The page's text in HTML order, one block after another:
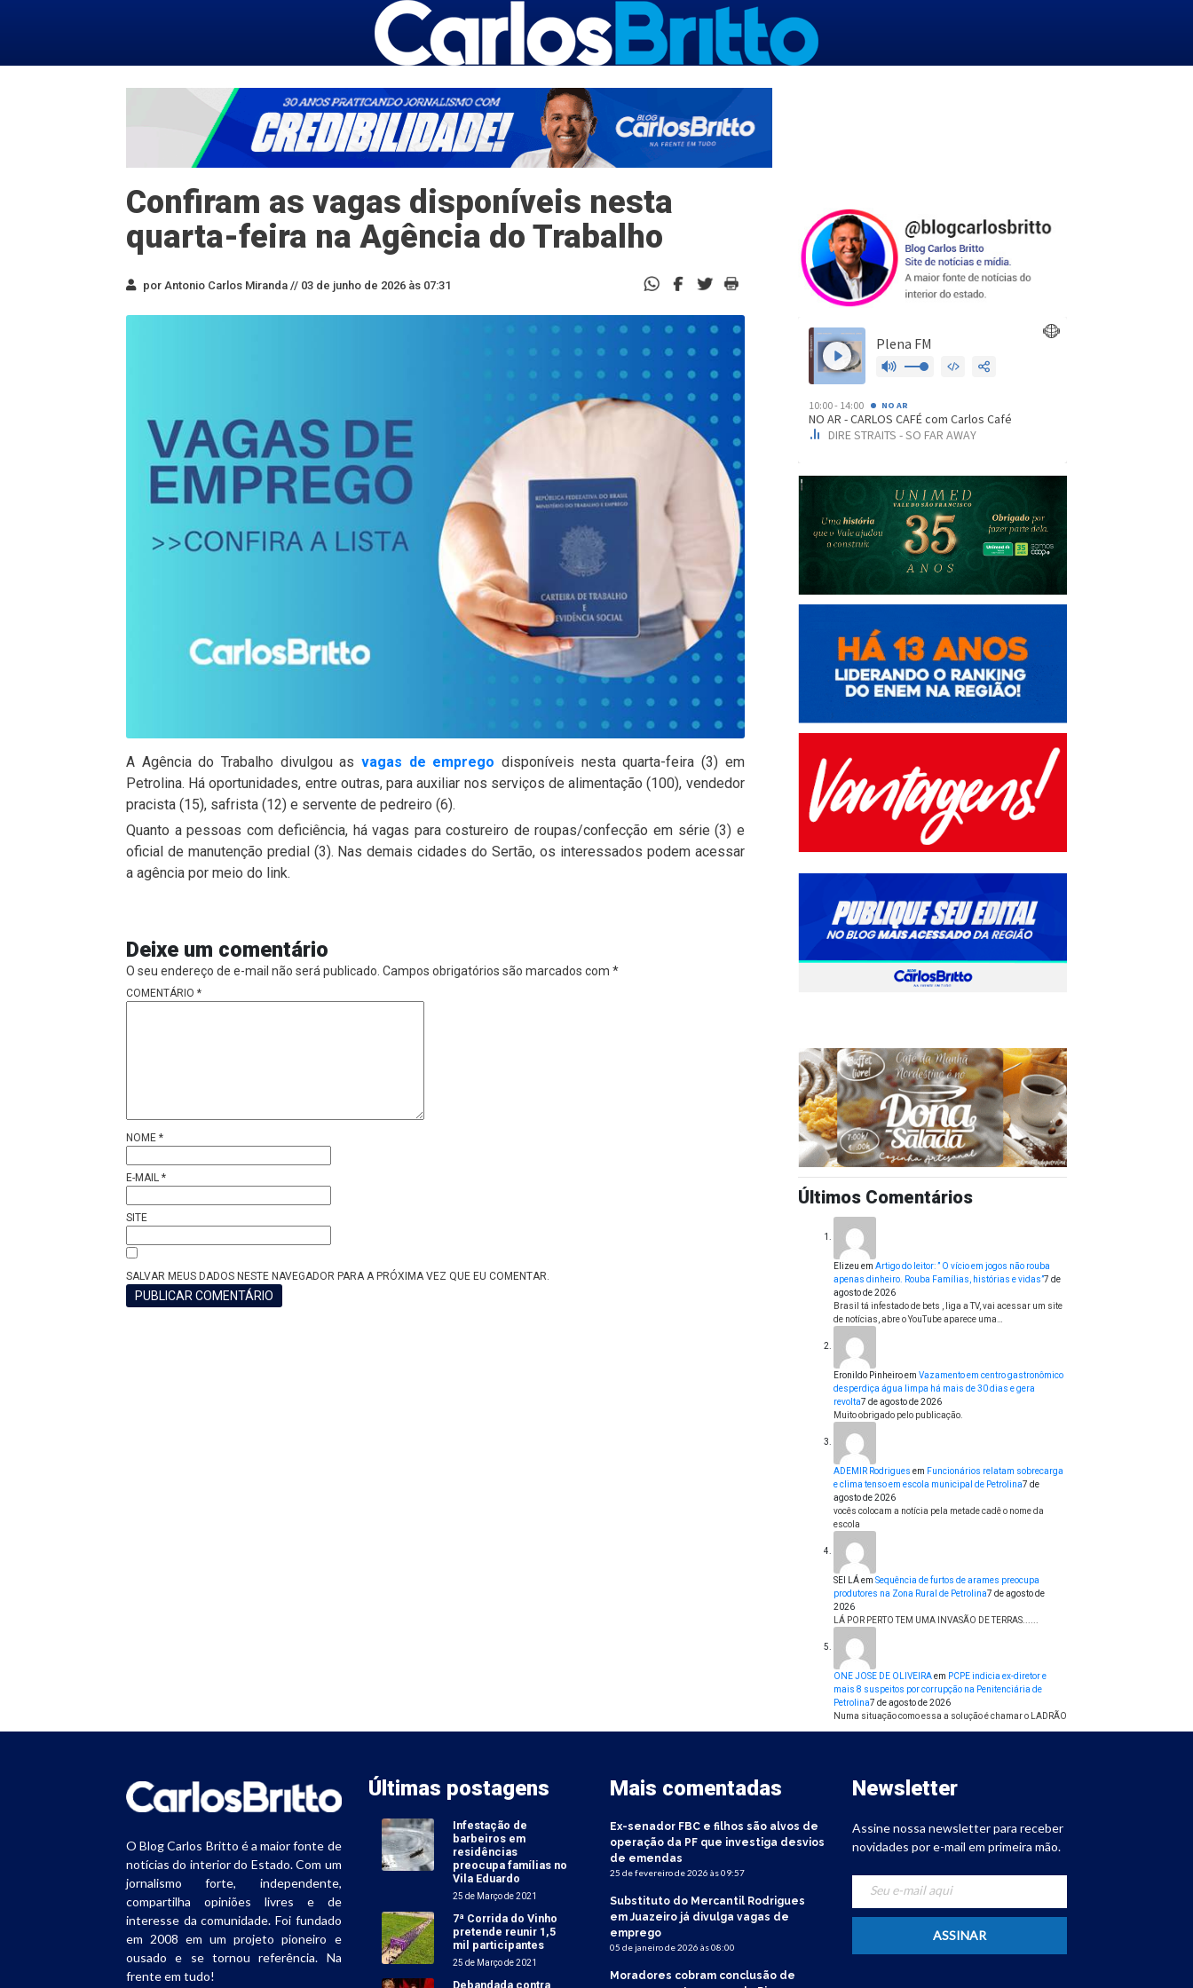
Confiram as vagas disponíveis nesta
quarta-feira na Agência do Trabalho
por Antonio Carlos Miranda // 03 de junho de 2026 às 07:31
A Agência do Trabalho divulgou as vagas de emprego disponíveis nesta quarta-feira (3) em
Petrolina. Há oportunidades, entre outras, para auxiliar nos serviços de alimentação (100), vendedor
pracista (15), safrista (12) e servente de pedreiro (6).
Quanto a pessoas com deficiência, há vagas para costureiro de roupas/confecção em série (3) e
oficial de manutenção predial (3). Nas demais cidades do Sertão, os interessados podem acessar
a agência por meio do link.
Deixe um comentário
O seu endereço de e-mail não será publicado. Campos obrigatórios são marcados com *
COMENTÁRIO *
NOME *
E-MAIL *
SITE
SALVAR MEUS DADOS NESTE NAVEGADOR PARA A PRÓXIMA VEZ QUE EU COMENTAR.
Últimos Comentários
Elizeu em Artigo do leitor: ” O vício em jogos não rouba
apenas dinheiro. Rouba Famílias, histórias e vidas”7 de
agosto de 2026
Brasil tá infestado de bets , liga a TV, vai acessar um site
de notícias, abre o YouTube aparece uma…
Eronildo Pinheiroem Vazamento em centro gastronômico
desperdiça água limpa há mais de 30 dias e gera
revolta7 de agosto de 2026
Muito obrigado pelo publicação.
ADEMIR Rodrigues em Funcionários relatam sobrecarga
e clima tenso em escola municipal de Petrolina7 de
agosto de 2026
vocês colocam a notícia pela metade cadê o nome da
escola
SEI LÁem Sequência de furtos de arames preocupa
produtores na Zona Rural de Petrolina7 de agosto de
2026
LÁ POR PERTO TEM UMA INVASÃO DE TERRAS......
ONE JOSE DE OLIVEIRAem PCPE indicia ex-diretor e
mais 8 suspeitos por corrupção na Penitenciária de
Petrolina7 de agosto de 2026
Numa situação como essa a solução é chamar o LADRÃO
O Blog Carlos Britto é a maior fonte de
notícias do interior do Estado. Com um
jornalismo forte, independente,
compartilha opiniões livres e de
interesse da comunidade. Foi fundado
em 2008 em um projeto pioneiro e
ousado e se tornou referência. Na
frente em tudo!
Últimas postagens
Infestação de
barbeiros em
residências
preocupa famílias no
Vila Eduardo
25 de Março de 2021
7ª Corrida do Vinho
pretende reunir 1,5
mil participantes
25 de Março de 2021
Debandada contra
Mais comentadas
Ex-senador FBC e filhos são alvos de
operação da PF que investiga desvios
de emendas
25 de fevereiro de 2026 às 09:57
Substituto do Mercantil Rodrigues
em Juazeiro já divulga vagas de
emprego
05 de janeiro de 2026 às 08:00
Moradores cobram conclusão de
Newsletter
Assine nossa newsletter para receber
novidades por e-mail em primeira mão.